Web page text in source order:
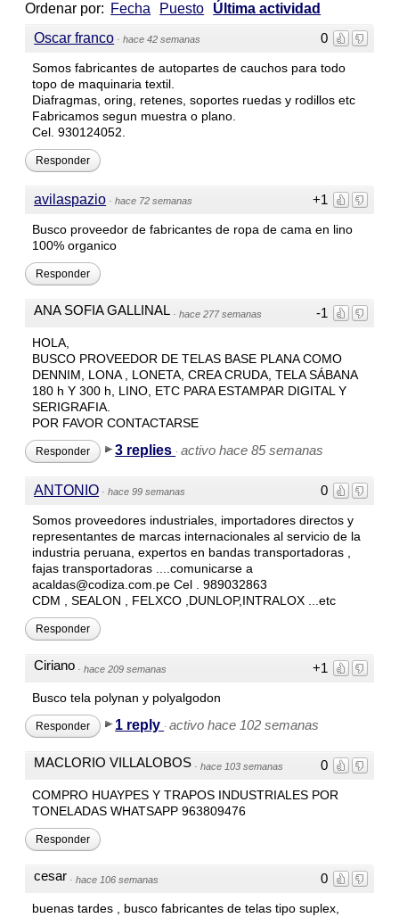
Ordenar por: Fecha Puesto
Última actividad
0
Oscar franco ·hace 42 semanas
Somos fabricantes de autopartes de cauchos para todo
topo de maquinaria textil.
Diafragmas, oring, retenes, soportes ruedas y rodillos etc
Fabricamos segun muestra o plano.
Cel. 930124052.
Responder
+1
avilaspazio ·hace 72 semanas
Busco proveedor de fabricantes de ropa de cama en lino
100% organico
Responder
-1
ANA SOFIA GALLINAL ·hace 277 semanas
HOLA,
BUSCO PROVEEDOR DE TELAS BASE PLANA COMO
DENNIM, LONA , LONETA, CREA CRUDA, TELA SÁBANA
180 h Y 300 h, LINO, ETC PARA ESTAMPAR DIGITAL Y
SERIGRAFIA.
POR FAVOR CONTACTARSE
Responder 3 replies ·activo hace 85 semanas
0
ANTONIO ·hace 99 semanas
Somos proveedores industriales, importadores directos y
representantes de marcas internacionales al servicio de la
industria peruana, expertos en bandas transportadoras ,
fajas transportadoras ....comunicarse a
acaldas@codiza.com.pe Cel . 989032863
CDM , SEALON , FELXCO ,DUNLOP,INTRALOX ...etc
Responder
+1
Ciriano ·hace 209 semanas
Busco tela polynan y polyalgodon
Responder 1 reply ·activo hace 102 semanas
0
MACLORIO VILLALOBOS ·hace 103 semanas
COMPRO HUAYPES Y TRAPOS INDUSTRIALES POR
TONELADAS WHATSAPP 963809476
Responder
0
cesar ·hace 106 semanas
buenas tardes , busco fabricantes de telas tipo suplex,